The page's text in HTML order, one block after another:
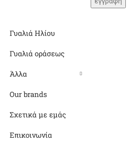
Γυαλιά Ηλίου
Γυαλιά οράσεως
Άλλα
Our brands
Σχετικά με εμάς
Επικοινωνία